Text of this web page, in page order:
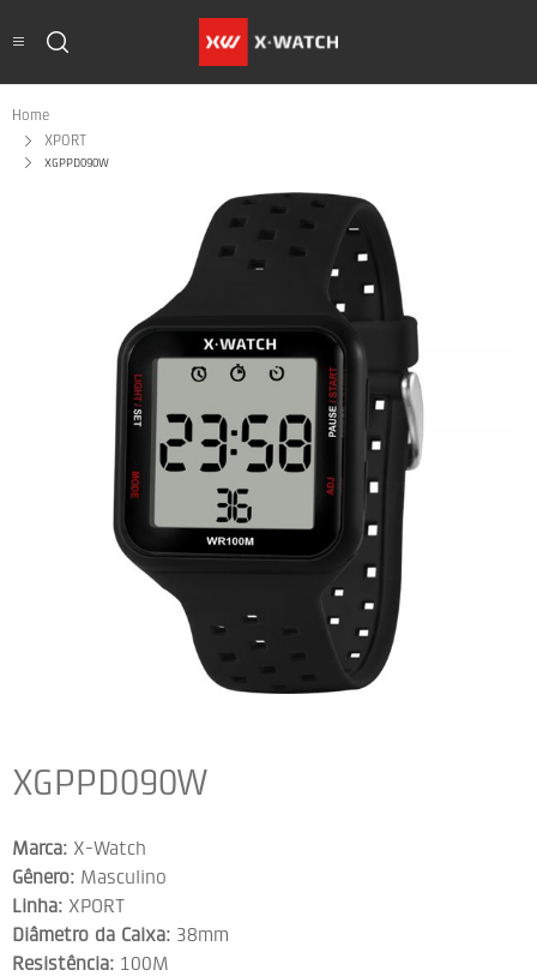
Home
XPORT
XGPPD090W
XGPPD090W
Marca: X-Watch
Gênero: Masculino
Linha: XPORT
Diâmetro da Caixa: 38mm
Resistência: 100M